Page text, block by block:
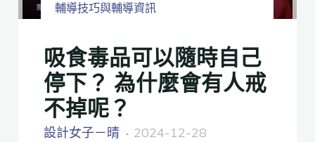
輔導技巧與輔導資訊
吸食毒品可以隨時自己
停下？ 為什麼會有人戒
不掉呢？
設計女子－晴 2024-12-28